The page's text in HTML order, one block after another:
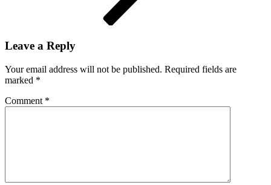
Leave a Reply
Your email address will not be published. Required fields are
marked *
Comment *